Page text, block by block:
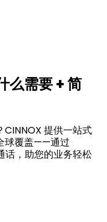
么需要 + 简
提供一站式
球覆盖——通过
话，助您的业务轻松